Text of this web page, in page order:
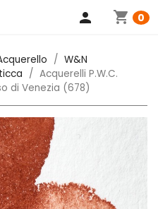
shopping_cart 0
person
W&N
Acquerelli P.W.C.
di Venezia (678)